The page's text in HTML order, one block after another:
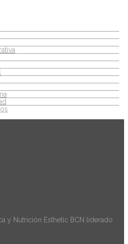
y Nutrición Esthetic BCN liderado